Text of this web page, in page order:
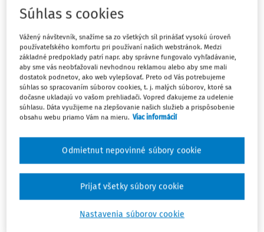
podľa osobitného predpisu
ktoré sa týkajú štandardov pre prístupnosť a funkčnosť
webových sídiel a mobilných aplikácií, ako aj minimálne
požiadavky na obsah webových sídiel.
§ 2
(1) Informačnou technológiou je na účely tohto zákona
údajov alebo informácií v elektronickej podobe, najmä
informačný systém, infraštruktúra, informačná činnosť a
elektronické služby.
(2) Informačným systémom je na účely tohto zákona
funkčný celok zabezpečujúci cieľavedomú a systematickú
Súhlas s cookies
Vážený návštevník, snažíme sa zo všetkých síl prinášať vysokú úroveň
používateľského komfortu pri používaní našich webstránok. Medzi
základné predpoklady patrí napr. aby správne fungovalo vyhľadávanie,
aby sme vás neobťažovali nevhodnou reklamou alebo aby sme mali
dostatok podnetov, ako web vylepšovať. Preto od Vás potrebujeme
súhlas so spracovaním súborov cookies, t. j. malých súborov, ktoré sa
dočasne ukladajú vo vašom prehliadači. Vopred ďakujeme za udelenie
súhlasu. Dáta využijeme na zlepšovanie našich služieb a prispôsobenie
obsahu webu priamo Vám na mieru. Viac informácií
Nastavenia súborov cookie
Odmietnut nepovinné súbory cookie
Prijať všetky súbory cookie